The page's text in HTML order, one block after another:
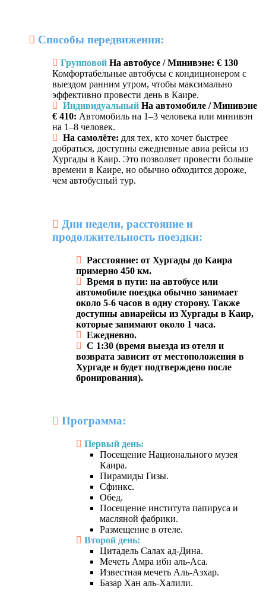
Способы передвижения:
Групповой На автобусе / Минивэне: € 130
Комфортабельные автобусы с кондиционером с
выездом ранним утром, чтобы максимально
эффективно провести день в Каире.
Индивидуальный На автомобиле / Минивэне
€ 410: Автомобиль на 1–3 человека или минивэн
на 1–8 человек.
На самолёте: для тех, кто хочет быстрее
добраться, доступны ежедневные авиа рейсы из
Хургады в Каир. Это позволяет провести больше
времени в Каире, но обычно обходится дороже,
чем автобусный тур.
Дни недели, расстояние и
продолжительность поездки:
Расстояние: от Хургады до Каира
примерно 450 км.
Время в пути: на автобусе или
автомобиле поездка обычно занимает
около 5-6 часов в одну сторону. Также
доступны авиарейсы из Хургады в Каир,
которые занимают около 1 часа.
Ежедневно.
С 1:30 (время выезда из отеля и
возврата зависит от местоположения в
Хургаде и будет подтверждено после
бронирования).
Программа:
Первый день:
Посещение Национального музея
Каира.
Пирамиды Гизы.
Сфинкс.
Обед.
Посещение института папируса и
масляной фабрики.
Размещение в отеле.
Второй день:
Цитадель Салах ад-Дина.
Мечеть Амра ибн аль-Аса.
Известная мечеть Аль-Азхар.
Базар Хан аль-Халили.